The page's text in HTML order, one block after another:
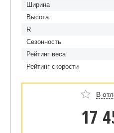
Ширина
Высота
R
Сезонность
Рейтинг веса
Рейтинг скорости
В
17